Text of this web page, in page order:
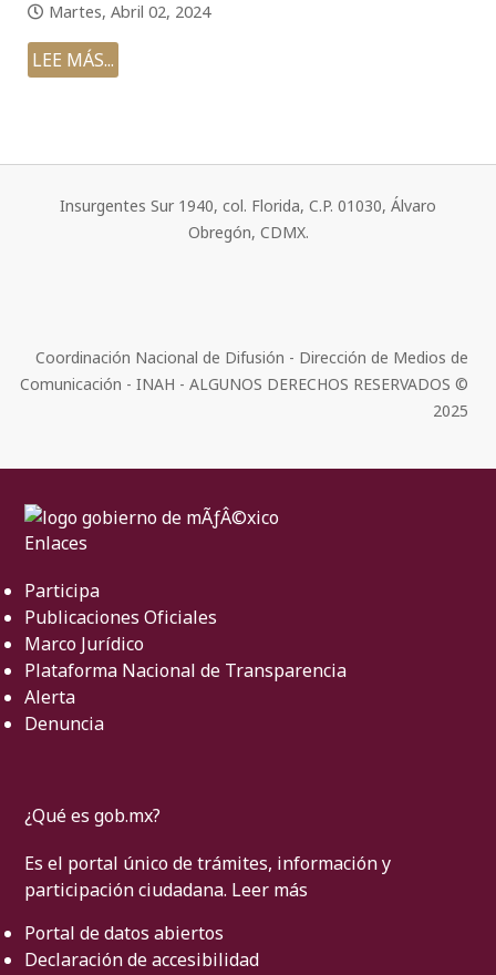
Martes, Abril 02, 2024
LEE MÁS...
Insurgentes Sur 1940, col. Florida, C.P. 01030, Álvaro
Obregón, CDMX.
Coordinación Nacional de Difusión - Dirección de Medios de
Comunicación - INAH - ALGUNOS DERECHOS RESERVADOS ©
2025
Enlaces
Participa
Publicaciones Oficiales
Marco Jurídico
Plataforma Nacional de Transparencia
Alerta
Denuncia
¿Qué es gob.mx?
Es el portal único de trámites, información y
participación ciudadana. Leer más
Portal de datos abiertos
Declaración de accesibilidad